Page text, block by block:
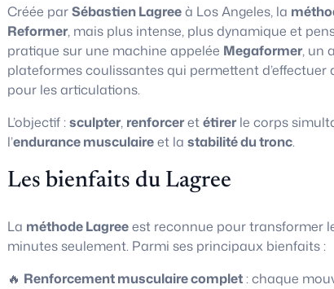
Créée parSébastien Lagreeà Los Angeles, la
Reformer, mais plus intense, plus dynamique et
pratique sur une machine appelée Megaformer, un
plateformes coulissantes qui permettent
pour les articulations.
L’objectif :sculpter, renforceretétirerle corps
l’endurance musculaireet la stabilité du tronc.
Les bienfaits du Lagree
La méthode Lagreeest reconnue pour transformer
minutes seulement. Parmi ses principaux bienfaits :
🔥 Renforcement musculaire complet: chaque